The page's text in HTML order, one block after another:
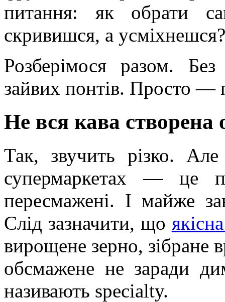
питання: як обрати
скривишся, а усміхнешся?
Розберімося разом.
зайвих понтів. Просто —
Не вся кава створена
Так, звучить різко.
супермаркетах — це
пересмажені. І майже
Слід зазначити, що
вирощене зерно, зібране
обсмажене не заради
називають specialty.